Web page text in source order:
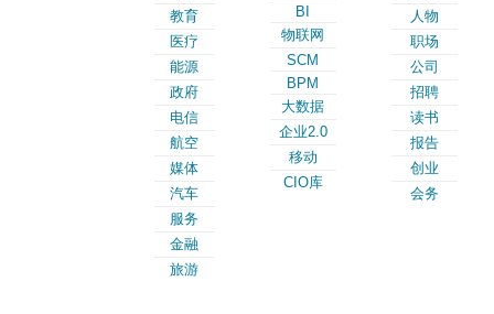
教育
医疗
能源
政府
电信
航空
媒体
汽车
服务
金融
旅游
BI
物联网
SCM
BPM
大数据
企业2.0
移动
CIO库
人物
职场
公司
招聘
读书
报告
创业
会务